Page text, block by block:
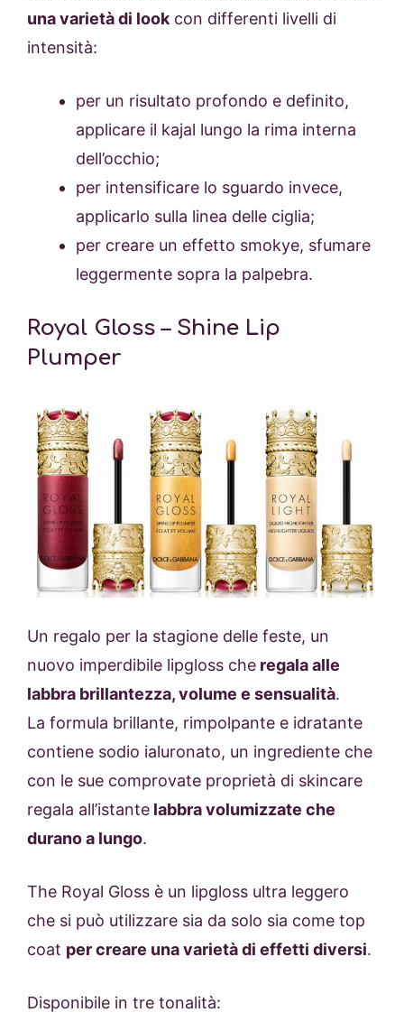
una varietà di look con differenti livelli di
intensità:
per un risultato profondo e definito,
applicare il kajal lungo la rima interna
dell’occhio;
per intensificare lo sguardo invece,
applicarlo sulla linea delle ciglia;
per creare un effetto smokye, sfumare
leggermente sopra la palpebra.
Royal Gloss – Shine Lip
Plumper
Un regalo per la stagione delle feste, un
nuovo imperdibile lipgloss che regala alle
labbra brillantezza, volume e sensualità.
La formula brillante, rimpolpante e idratante
contiene sodio ialuronato, un ingrediente che
con le sue comprovate proprietà di skincare
regala all’istante labbra volumizzate che
durano a lungo.
The Royal Gloss è un lipgloss ultra leggero
che si può utilizzare sia da solo sia come top
coat per creare una varietà di effetti diversi.
Disponibile in tre tonalità: